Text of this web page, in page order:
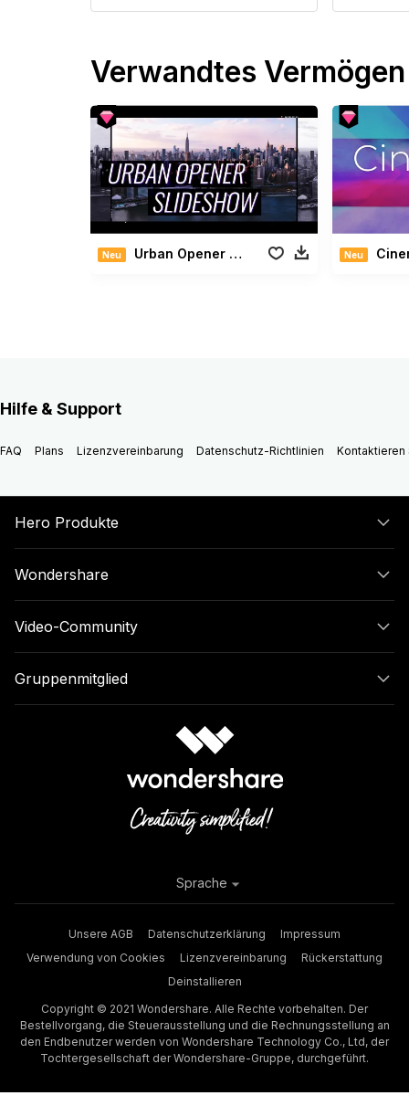
Verwandtes Vermögen
Neu Urban Opener Slideshow Neu
Hilfe & Support
FAQ Plans Lizenzvereinbarung Datenschutz-Richtlinien Kontaktieren
Hero Produkte
Wondershare
Video-Community
Gruppenmitglied
Unsere AGB Datenschutzerklärung
Impressum
Verwendung von Cookies
Lizenzvereinbarung
Rückerstattung
Deinstallieren
Copyright © 2021 Wondershare. Alle Rechte vorbehalten. Der
Bestellvorgang, die Steuerausstellung und die Rechnungsstellung an
den Endbenutzer werden von Wondershare Technology Co., Ltd, der
Tochtergesellschaft der Wondershare-Gruppe, durchgeführt.
Sprache